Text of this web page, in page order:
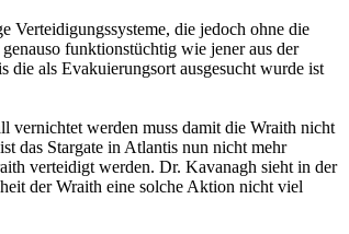
Verteidigungssysteme, die jedoch ohne die
funktionstüchtig wie jener aus der
als Evakuierungsort ausgesucht wurde ist
vernichtet werden muss damit die Wraith nicht
das Stargate in Atlantis nun nicht mehr
verteidigt werden. Dr. Kavanagh sieht in der
der Wraith eine solche Aktion nicht viel